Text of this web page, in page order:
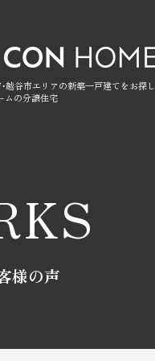
越谷市エリアの新築一戸建てをお探し
ムの分譲住宅
様の声